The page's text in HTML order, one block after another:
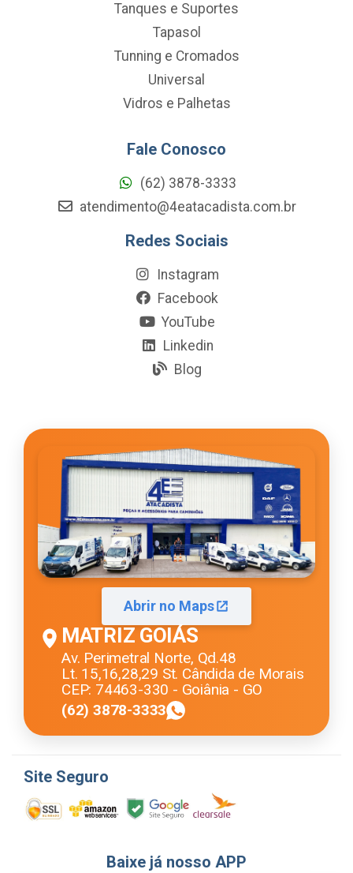
Tanques e Suportes
Tapasol
Tunning e Cromados
Universal
Vidros e Palhetas
Fale Conosco
(62) 3878-3333
atendimento@4eatacadista.com.br
Redes Sociais
Instagram
Facebook
YouTube
Linkedin
Blog
Abrir no Maps
MATRIZ GOIÁS
Av. Perimetral Norte, Qd.48
Lt. 15,16,28,29 St. Cândida de Morais
CEP: 74463-330 - Goiânia - GO
(62) 3878-3333
Site Seguro
Baixe já nosso APP